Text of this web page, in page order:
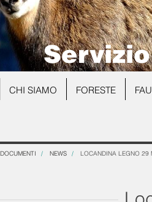
CHI SIAMO FORESTE
DOCUMENTI NEWS LOCANDINA LEGNO 29